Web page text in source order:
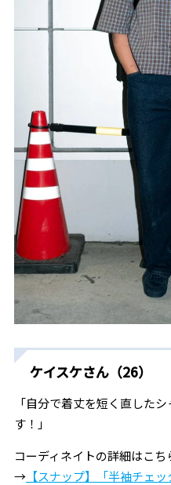
ケイスケさん（26）
「自分で着丈を短く直した
す！」
コーディネイトの詳細はこち
→【スナップ】「半袖チェ